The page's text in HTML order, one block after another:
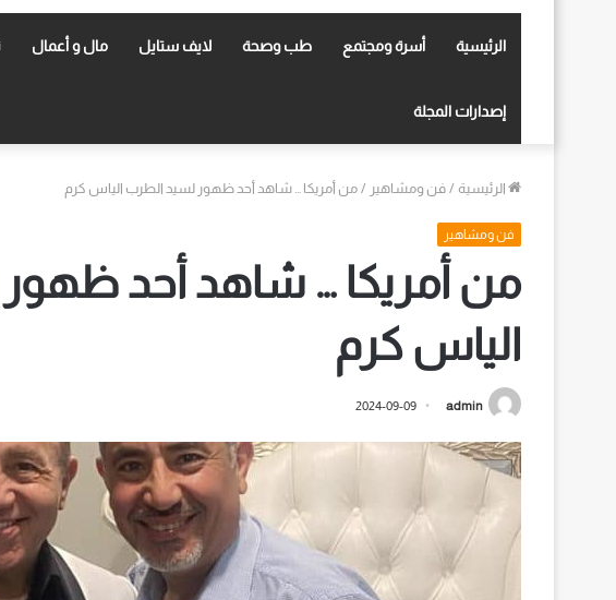
الرئيسية أسرة ومجتمع طب وصحة لايف ستايل مال و أعمال
إصدارات المجلة
الرئيسية / فن ومشاهير / من أمريكا … شاهد أحد ظهور لسيد الطرب الياس كرم
فن ومشاهير
من أمريكا … شاهد أحد
الياس كرم
admin
2024-09-09